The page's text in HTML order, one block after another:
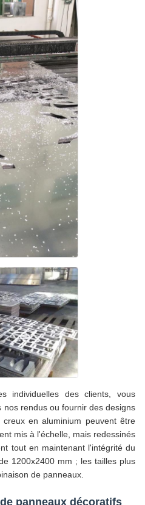
individuelles des clients, vous
nos rendus ou fournir des designs
creux en aluminium peuvent être
mis à l'échelle, mais redessinés
tout en maintenant l'intégrité du
1200x2400 mm ; les tailles plus
de panneaux.
panneaux décoratifs